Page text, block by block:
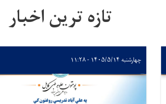
تازه ترین اخبار
چهارشنبه ۱۴۰۵/۵/۱۴ - ۱۱:۲۸